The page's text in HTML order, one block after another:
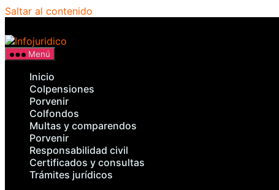
Saltar al contenido
Menú
Inicio
Colpensiones
Porvenir
Colfondos
Multas y comparendos
Porvenir
Responsabilidad civil
Certificados y consultas
Trámites jurídicos